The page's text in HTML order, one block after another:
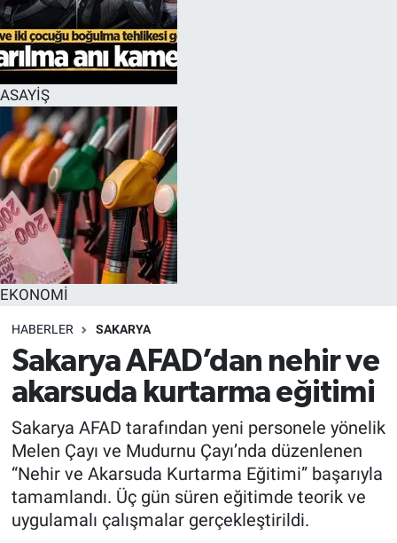
ASAYİŞ
EKONOMİ
HABERLER SAKARYA
Sakarya AFAD’dan nehir ve
akarsuda kurtarma eğitimi
Sakarya AFAD tarafından yeni personele yönelik
Melen Çayı ve Mudurnu Çayı’nda düzenlenen
“Nehir ve Akarsuda Kurtarma Eğitimi” başarıyla
tamamlandı. Üç gün süren eğitimde teorik ve
uygulamalı çalışmalar gerçekleştirildi.
EĞİTİM
ÖZEL HABER
HALK54 PANORAMA